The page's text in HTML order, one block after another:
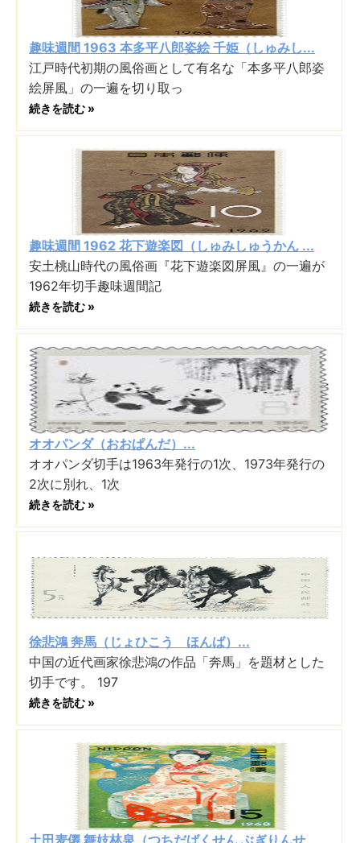
趣味週間 1963 本多平八郎姿絵 千姫（しゅみし...
江戸時代初期の風俗画として有名な「本多平八郎姿
絵屏風」の一遍を切り取っ
続きを読む »
趣味週間 1962 花下遊楽図（しゅみしゅうかん ...
安土桃山時代の風俗画『花下遊楽図屏風』の一遍が
1962年切手趣味週間記
続きを読む »
オオパンダ（おおぱんだ）...
オオパンダ切手は1963年発行の1次、1973年発行の
2次に別れ、1次
続きを読む »
徐悲鴻 奔馬（じょひこう ほんば）...
中国の近代画家徐悲鴻の作品「奔馬」を題材とした
切手です。 197
続きを読む »